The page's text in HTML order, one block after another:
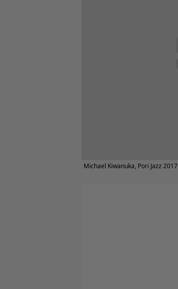
Michael Kiwanuka, Pori Jazz 2017